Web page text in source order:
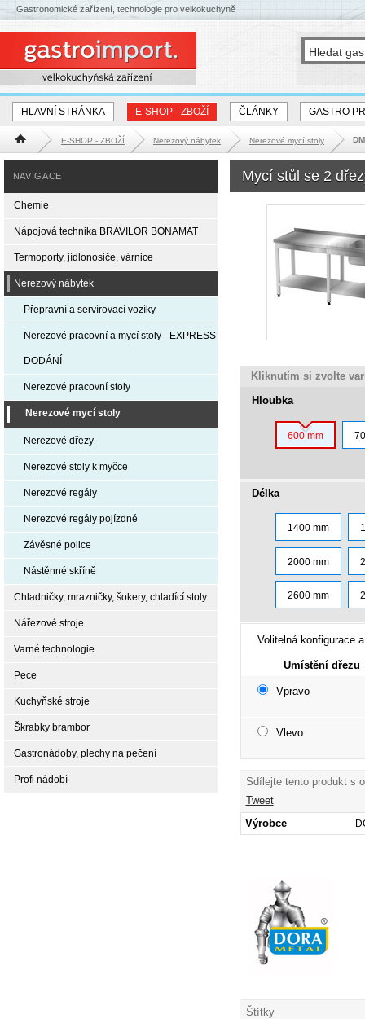
HLAVNÍ STRÁNKA E-SHOP - ZBOŽÍ ČLÁNKY GASTRO
Hlavní stránka E-SHOP - ZBOŽÍ Nerezový nábytek Nerezové mycí stoly
Mycí stůl se 2
Kliknutím si zvolte
Hloubka
600 mm
Délka
1400 mm
2000 mm
2600 mm
Volitelná konfigurace
Umístění dřezu
Vpravo
Vlevo
Sdílejte tento produkt s
Tweet
Výrobce
Štítky
NAVIGACE
Chemie
Nápojová technika BRAVILOR BONAMAT
Termoporty, jídlonosiče, várnice
Nerezový nábytek
Přepravní a servírovací vozíky
Nerezové pracovní a mycí stoly - EXPRESS
DODÁNÍ
Nerezové pracovní stoly
Nerezové mycí stoly
Nerezové dřezy
Nerezové stoly k myčce
Nerezové regály
Nerezové regály pojízdné
Závěsné police
Nástěnné skříně
Chladničky, mrazničky, šokery, chladící stoly
Nářezové stroje
Varné technologie
Pece
Kuchyňské stroje
Škrabky brambor
Gastronádoby, plechy na pečení
Profi nádobí
Gastronomické zařízení, technologie pro velkokuchyně